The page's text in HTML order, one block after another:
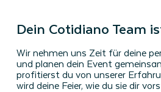
Dein Cotidiano Team
Wir nehmen uns Zeit für deine
und planen dein Event
profitierst du von unserer
wird deine Feier, wie du sie dir